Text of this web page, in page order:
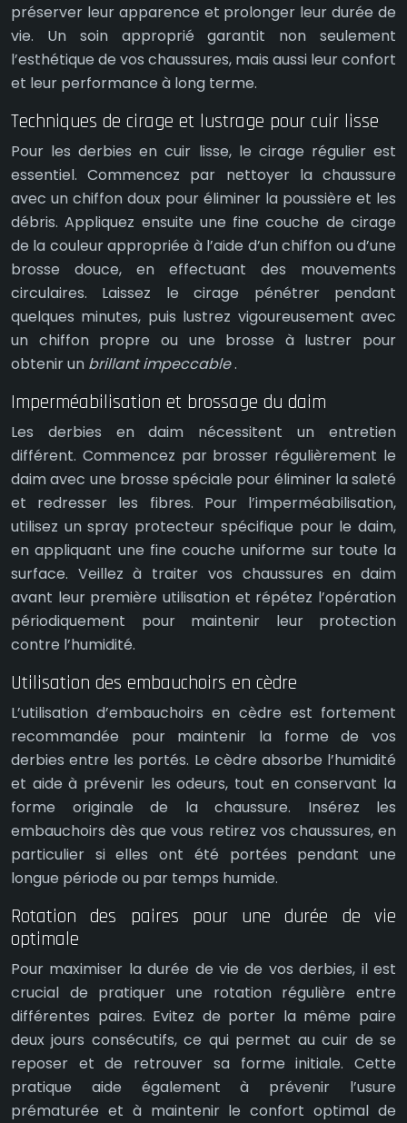
préserver leur apparence et prolonger leur durée de
vie. Un soin approprié garantit non seulement
l’esthétique de vos chaussures, mais aussi leur confort
et leur performance à long terme.
Techniques de cirage et lustrage pour cuir lisse
Pour les derbies en cuir lisse, le cirage régulier est
essentiel. Commencez par nettoyer la chaussure
avec un chiffon doux pour éliminer la poussière et les
débris. Appliquez ensuite une fine couche de cirage
de la couleur appropriée à l’aide d’un chiffon ou d’une
brosse douce, en effectuant des mouvements
circulaires. Laissez le cirage pénétrer pendant
quelques minutes, puis lustrez vigoureusement avec
un chiffon propre ou une brosse à lustrer pour
obtenir un brillant impeccable.
Imperméabilisation et brossage du daim
Les derbies en daim nécessitent un entretien
différent. Commencez par brosser régulièrement le
daim avec une brosse spéciale pour éliminer la saleté
et redresser les fibres. Pour l’imperméabilisation,
utilisez un spray protecteur spécifique pour le daim,
en appliquant une fine couche uniforme sur toute la
surface. Veillez à traiter vos chaussures en daim
avant leur première utilisation et répétez l’opération
périodiquement pour maintenir leur protection
contre l’humidité.
Utilisation des embauchoirs en cèdre
L’utilisation d’embauchoirs en cèdre est fortement
recommandée pour maintenir la forme de vos
derbies entre les portés. Le cèdre absorbe l’humidité
et aide à prévenir les odeurs, tout en conservant la
forme originale de la chaussure. Insérez les
embauchoirs dès que vous retirez vos chaussures, en
particulier si elles ont été portées pendant une
longue période ou par temps humide.
Rotation des paires pour une durée de vie
optimale
Pour maximiser la durée de vie de vos derbies, il est
crucial de pratiquer une rotation régulière entre
différentes paires. Evitez de porter la même paire
deux jours consécutifs, ce qui permet au cuir de se
reposer et de retrouver sa forme initiale. Cette
pratique aide également à prévenir l’usure
prématurée et à maintenir le confort optimal de